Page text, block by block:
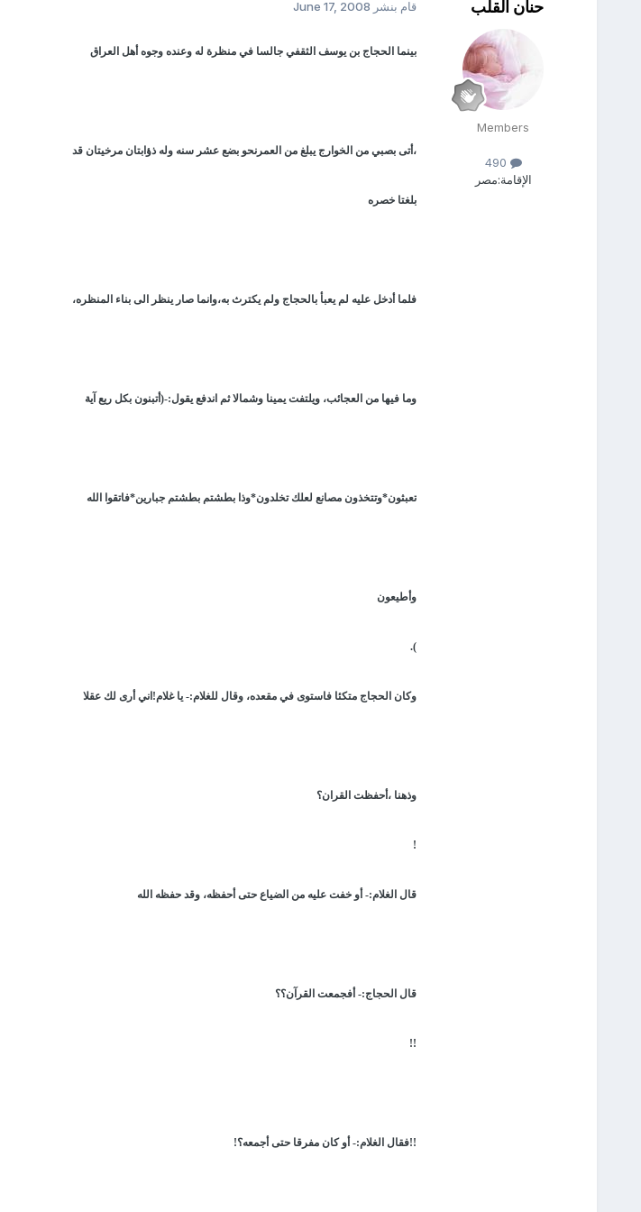
حنان القلب
Members
الإقامة:مصر
قام بنشر June 17, 2008
بينما الحجاج بن يوسف الثقفي جالسا في منظرة له وعنده وجوه أهل العراق
،أتى بصبي من الخوارج يبلغ من العمرنحو بضع عشر سنه وله ذؤابتان مرخيتان قد
بلغتا خصره
فلما أدخل عليه لم يعبأ بالحجاج ولم يكترث به،وانما صار ينظر الى بناء المنظره،
وما فيها من العجائب، ويلتفت يمينا وشمالا ثم اندفع يقول:-(أتبنون بكل ريع آية
تعبثون*وتتخذون مصانع لعلك تخلدون*وذا بطشتم بطشتم جبارين*فاتقوا الله
وأطيعون
).
وكان الحجاج متكئا فاستوى في مقعده، وقال للغلام:- يا غلام!اني أرى لك عقلا
وذهنا ،أحفظت القران؟
!
قال الغلام:- أو خفت عليه من الضياع حتى أحفظه، وقد حفظه الله
قال الحجاج:- أفجمعت القرآن؟؟
!!
!!فقال الغلام:- أو كان مفرقا حتى أجمعه؟!